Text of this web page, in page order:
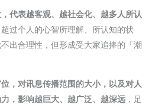
代表越客观、越社会化、越多人所认
超过个人的心智所理解、所认知的状
出合理性，但形成受大家追捧的「潮
，对讯息传播范围的大小，以及对人
，影响越巨大、越广泛、越深远 ，足